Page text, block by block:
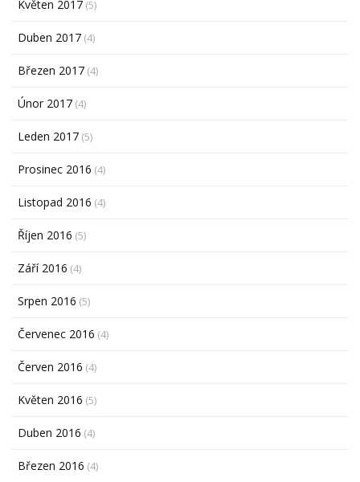
Květen 2017 (5)
Duben 2017 (4)
Březen 2017 (4)
Únor 2017 (4)
Leden 2017 (5)
Prosinec 2016 (4)
Listopad 2016 (4)
Říjen 2016 (5)
Září 2016 (4)
Srpen 2016 (5)
Červenec 2016 (4)
Červen 2016 (4)
Květen 2016 (5)
Duben 2016 (4)
Březen 2016 (4)